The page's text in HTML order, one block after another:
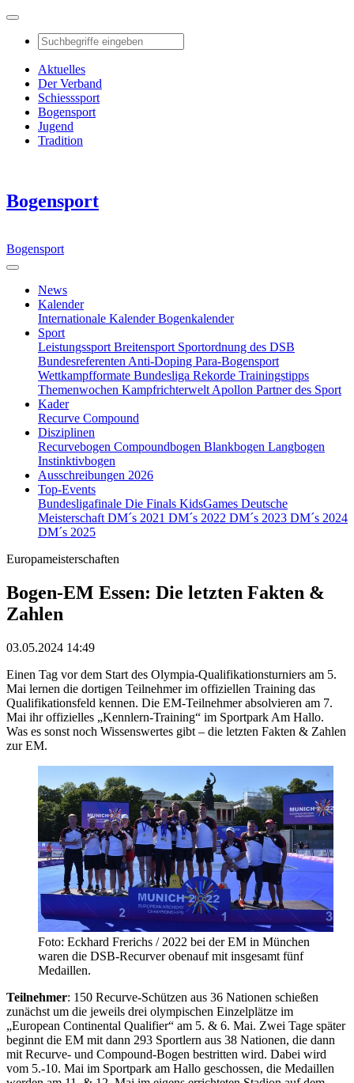
Aktuelles
Der Verband
Schiesssport
Bogensport
Jugend
Tradition
Bogensport
Bogensport
News
Kalender
Internationale KalenderBogenkalender
Sport
Leistungssport Breitensport Sportordnung des DSB
Bundesreferenten Anti-Doping Para-Bogensport
Wettkampfformate Bundesliga Rekorde Trainingstipps
Themenwochen Kampfrichterwelt Apollon Partner des Sport
Kader
Recurve Compound
Disziplinen
Recurvebogen Compoundbogen Blankbogen Langbogen
Instinktivbogen
Ausschreibungen 2026
Top-Events
Bundesligafinale Die Finals KidsGames Deutsche
Meisterschaft DM´s 2021 DM´s 2022 DM´s 2023 DM´s 2024
DM´s 2025
Europameisterschaften
Bogen-EM Essen: Die letzten Fakten &
Zahlen
03.05.2024 14:49
Einen Tag vor dem Start des Olympia-Qualifikationsturniers am 5.
Mai lernen die dortigen Teilnehmer im offiziellen Training das
Qualifikationsfeld kennen. Die EM-Teilnehmer absolvieren am 7.
Mai ihr offizielles „Kennlern-Training“ im Sportpark Am Hallo.
Was es sonst noch Wissenswertes gibt – die letzten Fakten & Zahlen
zur EM.
Foto: Eckhard Frerichs / 2022 bei der EM in München
waren die DSB-Recurver obenauf mit insgesamt fünf
Medaillen.
Teilnehmer: 150 Recurve-Schützen aus 36 Nationen schießen
zunächst um die jeweils drei olympischen Einzelplätze im
„European Continental Qualifier“ am 5. & 6. Mai. Zwei Tage später
beginnt die EM mit dann 293 Sportlern aus 38 Nationen, die dann
mit Recurve- und Compound-Bogen bestritten wird. Dabei wird
vom 5.-10. Mai im Sportpark am Hallo geschossen, die Medaillen